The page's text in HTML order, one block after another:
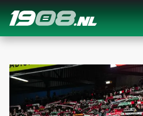
Navigation